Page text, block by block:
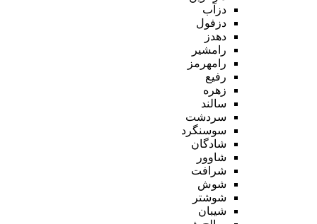
دزآب
دزفول
دهدز
رامشیر
رامهرمز
رفیع
زهره
سالند
سردشت
سوسنگرد
شادگان
شاوور
شرافت
شوش
شوشتر
شیبان